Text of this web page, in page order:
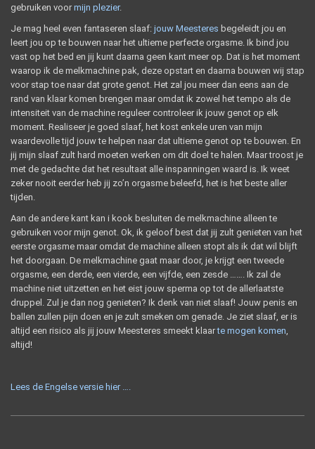
gebruiken voor mijn plezier.
Je mag heel even fantaseren slaaf: jouw Meesteres begeleidt jou en
leert jou op te bouwen naar het ultieme perfecte orgasme. Ik bind jou
vast op het bed en jij kunt daarna geen kant meer op. Dat is het moment
waarop ik de melkmachine pak, deze opstart en daarna bouwen wij stap
voor stap toe naar dat grote genot. Het zal jou meer dan eens aan de
rand van klaar komen brengen maar omdat ik zowel het tempo als de
intensiteit van de machine reguleer controleer ik jouw genot op elk
moment. Realiseer je goed slaaf, het kost enkele uren van mijn
waardevolle tijd jouw te helpen naar dat ultieme genot op te bouwen. En
jij mijn slaaf zult hard moeten werken om dit doel te halen. Maar troost je
met de gedachte dat het resultaat alle inspanningen waard is. Ik weet
zeker nooit eerder heb jij zo’n orgasme beleefd, het is het beste aller
tijden.
Aan de andere kant kan i kook besluiten de melkmachine alleen te
gebruiken voor mijn genot. Ok, ik geloof best dat jij zult genieten van het
eerste orgasme maar omdat de machine alleen stopt als ik dat wil blijft
het doorgaan. De melkmachine gaat maar door, je krijgt een tweede
orgasme, een derde, een vierde, een vijfde, een zesde ……. Ik zal de
machine niet uitzetten en het eist jouw sperma op tot de allerlaatste
druppel. Zul je dan nog genieten? Ik denk van niet slaaf! Jouw penis en
ballen zullen pijn doen en je zult smeken om genade. Je ziet slaaf, er is
altijd een risico als jij jouw Meesteres smeekt klaarte mogen komen,
altijd!
Lees de Engelse versie hier ….